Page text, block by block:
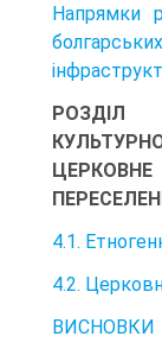
Напрямки
РОЗДІЛ
4.1.
4.2.
ВИСНОВКИ